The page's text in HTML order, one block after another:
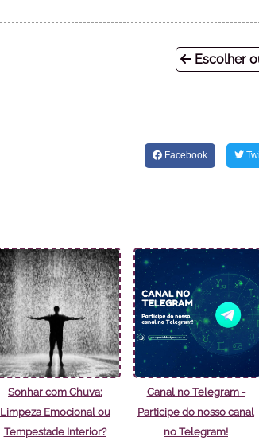
Escolher
Facebook
Sonhar com Chuva:
Limpeza Emocional ou
Tempestade Interior?
Canal no Telegram -
Participe do nosso canal
no Telegram!